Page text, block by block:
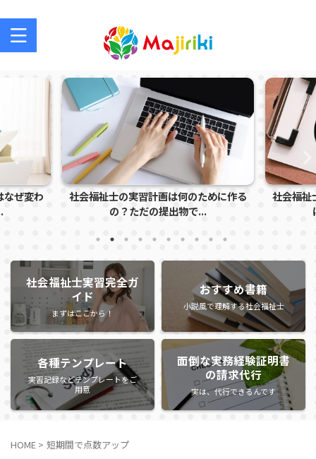
なぜ変わ
社会福祉士の実習計画は何のために作る
の？ただの提出物で...
社会福祉
社会福祉士実習完全ガ
イド
まずはここから！
おすすめ書籍
小説風で理解する社会福祉士
各種テンプレート
実習記録などテンプレートをご
用意
面倒な実務経験証明書
の請求代行
実は、代行できるんです
HOME > 短期間で点数アップ